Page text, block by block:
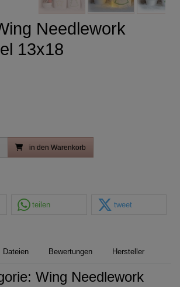
Needlework
13x18
in den Warenkorb
teilen tweet
Dateien Bewertungen Hersteller
Wing Needlework